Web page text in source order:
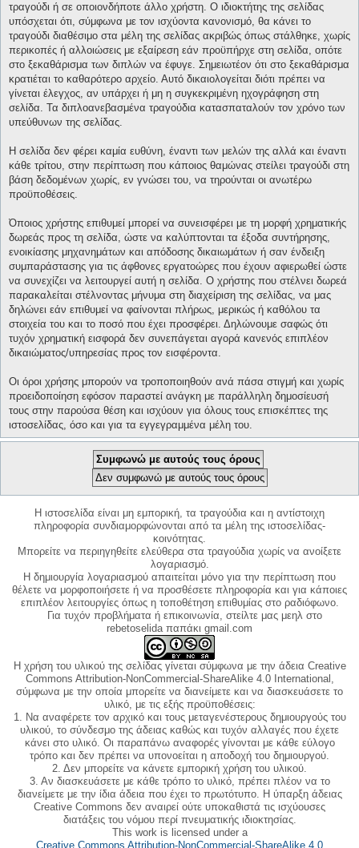
τραγούδι ή σε οποιονδήποτε άλλο χρήστη. Ο ιδιοκτήτης της σελίδας
υπόσχεται ότι, σύμφωνα με τον ισχύοντα κανονισμό, θα κάνει το
τραγούδι διαθέσιμο στα μέλη της σελίδας ακριβώς όπως στάλθηκε, χωρίς
περικοπές ή αλλοιώσεις με εξαίρεση εάν προϋπήρχε στη σελίδα, οπότε
στο ξεκαθάρισμα των διπλών να έφυγε. Σημειωτέον ότι στο ξεκαθάρισμα
κρατιέται το καθαρότερο αρχείο. Αυτό δικαιολογείται διότι πρέπει να
γίνεται έλεγχος, αν υπάρχει ή μη η συγκεκριμένη ηχογράφηση στη
σελίδα. Τα διπλοανεβασμένα τραγούδια κατασπαταλούν τον χρόνο των
υπεύθυνων της σελίδας.
Η σελίδα δεν φέρει καμία ευθύνη, έναντι των μελών της αλλά και έναντι
κάθε τρίτου, στην περίπτωση που κάποιος θαμώνας στείλει τραγούδι στη
βάση δεδομένων χωρίς, εν γνώσει του, να τηρούνται οι ανωτέρω
προϋποθέσεις.
Όποιος χρήστης επιθυμεί μπορεί να συνεισφέρει με τη μορφή χρηματικής
δωρεάς προς τη σελίδα, ώστε να καλύπτονται τα έξοδα συντήρησης,
ενοικίασης μηχανημάτων και απόδοσης δικαιωμάτων ή σαν ένδειξη
συμπαράστασης για τις άφθονες εργατοώρες που έχουν αφιερωθεί ώστε
να συνεχίζει να λειτουργεί αυτή η σελίδα. Ο χρήστης που στέλνει δωρεά
παρακαλείται στέλνοντας μήνυμα στη διαχείριση της σελίδας, να μας
δηλώνει εάν επιθυμεί να φαίνονται πλήρως, μερικώς ή καθόλου τα
στοιχεία του και το ποσό που έχει προσφέρει. Δηλώνουμε σαφώς ότι
τυχόν χρηματική εισφορά δεν συνεπάγεται αγορά κανενός επιπλέον
δικαιώματος/υπηρεσίας προς τον εισφέροντα.
Οι όροι χρήσης μπορούν να τροποποιηθούν ανά πάσα στιγμή και χωρίς
προειδοποίηση εφόσον παραστεί ανάγκη με παράλληλη δημοσίευσή
τους στην παρούσα θέση και ισχύουν για όλους τους επισκέπτες της
ιστοσελίδας, όσο και για τα εγγεγραμμένα μέλη του.
Η ιστοσελίδα είναι μη εμπορική, τα τραγούδια και η αντίστοιχη
πληροφορία συνδιαμορφώνονται από τα μέλη της ιστοσελίδας-
κοινότητας.
Μπορείτε να περιηγηθείτε ελεύθερα στα τραγούδια χωρίς να ανοίξετε
λογαριασμό.
Η δημιουργία λογαριασμού απαιτείται μόνο για την περίπτωση που
θέλετε να μορφοποιήσετε ή να προσθέσετε πληροφορία και για κάποιες
επιπλέον λειτουργίες όπως η τοποθέτηση επιθυμίας στο ραδιόφωνο.
Για τυχόν προβλήματα ή επικοινωνία, στείλτε μας μεηλ στο
rebetoselida παπάκι gmail.com
Η χρήση του υλικού της σελίδας γίνεται σύμφωνα με την άδεια Creative
Commons Attribution-NonCommercial-ShareAlike 4.0 International,
σύμφωνα με την οποία μπορείτε να διανείμετε και να διασκευάσετε το
υλικό, με τις εξής προϋποθέσεις:
1. Να αναφέρετε τον αρχικό και τους μεταγενέστερους δημιουργούς του
υλικού, το σύνδεσμο της άδειας καθώς και τυχόν αλλαγές που έχετε
κάνει στο υλικό. Οι παραπάνω αναφορές γίνονται με κάθε εύλογο
τρόπο και δεν πρέπει να υπονοείται η αποδοχή του δημιουργού.
2. Δεν μπορείτε να κάνετε εμπορική χρήση του υλικού.
3. Αν διασκευάσετε με κάθε τρόπο το υλικό, πρέπει πλέον να το
διανείμετε με την ίδια άδεια που έχει το πρωτότυπο. Η ύπαρξη άδειας
Creative Commons δεν αναιρεί ούτε υποκαθιστά τις ισχύουσες
διατάξεις του νόμου περί πνευματικής ιδιοκτησίας.
This work is licensed under a
Creative Commons Attribution-NonCommercial-ShareAlike 4.0